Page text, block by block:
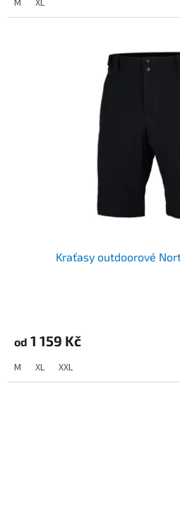
M XL
Kraťasy outdoorové
od 1 159 Kč
M XL XXL